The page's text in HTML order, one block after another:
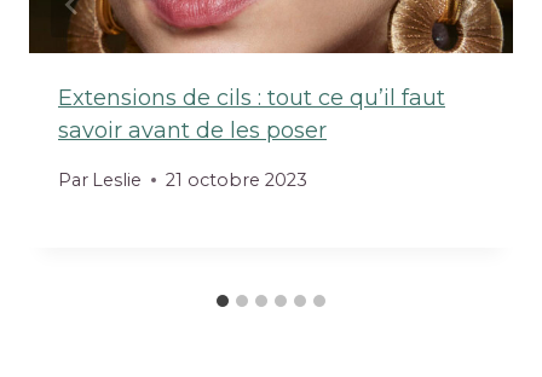
Extensions de cils : tout ce qu’il faut
savoir avant de les poser
Par Leslie 21 octobre 2023